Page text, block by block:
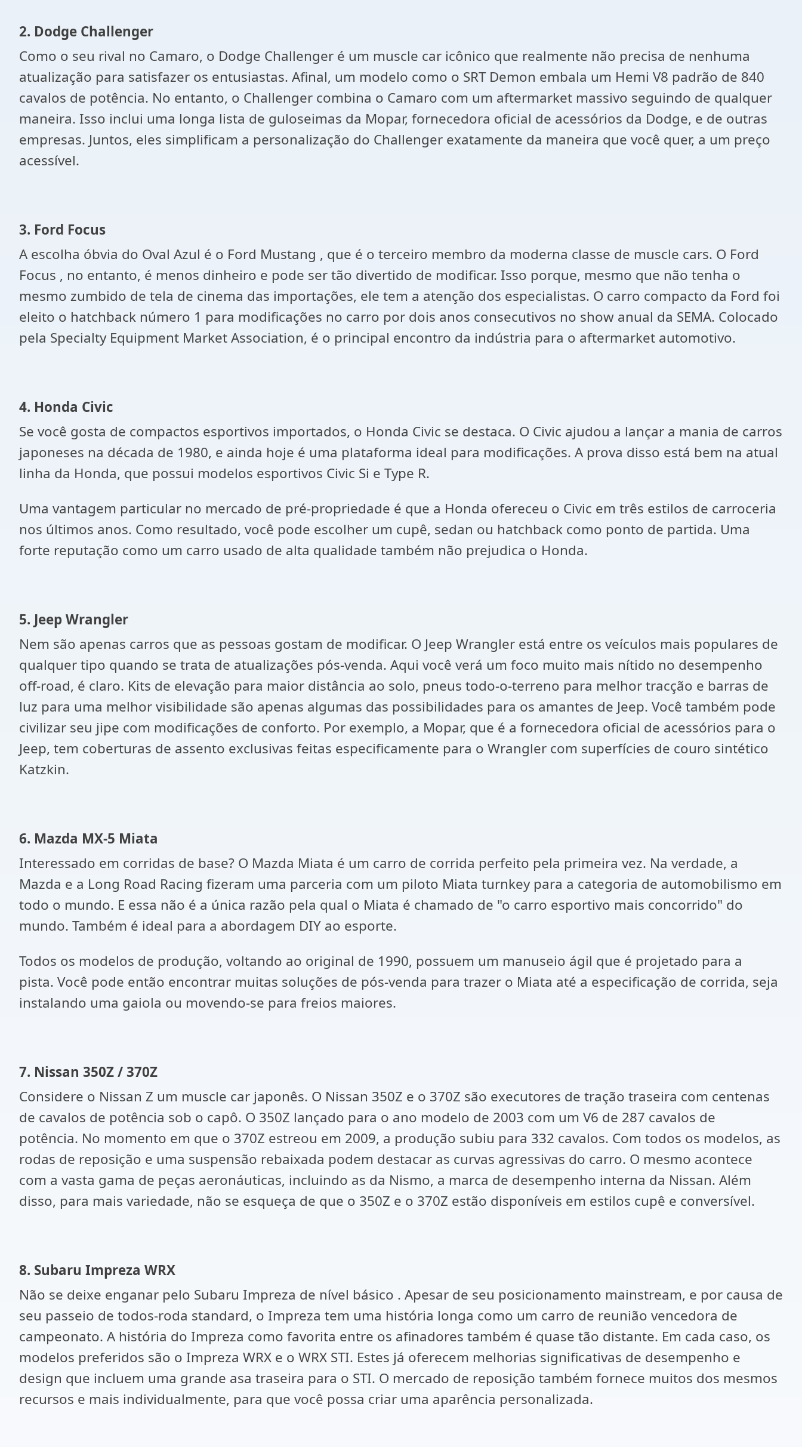
2. Dodge Challenger
Como o seu rival no Camaro, o Dodge Challenger é um muscle car icônico que realmente não precisa de nenhuma
atualização para satisfazer os entusiastas. Afinal, um modelo como o SRT Demon embala um Hemi V8 padrão de 840
cavalos de potência. No entanto, o Challenger combina o Camaro com um aftermarket massivo seguindo de qualquer
maneira. Isso inclui uma longa lista de guloseimas da Mopar, fornecedora oficial de acessórios da Dodge, e de outras
empresas. Juntos, eles simplificam a personalização do Challenger exatamente da maneira que você quer, a um preço
acessível.
3. Ford Focus
A escolha óbvia do Oval Azul é o Ford Mustang , que é o terceiro membro da moderna classe de muscle cars. O Ford
Focus , no entanto, é menos dinheiro e pode ser tão divertido de modificar. Isso porque, mesmo que não tenha o
mesmo zumbido de tela de cinema das importações, ele tem a atenção dos especialistas. O carro compacto da Ford foi
eleito o hatchback número 1 para modificações no carro por dois anos consecutivos no show anual da SEMA. Colocado
pela Specialty Equipment Market Association, é o principal encontro da indústria para o aftermarket automotivo.
4. Honda Civic
Se você gosta de compactos esportivos importados, o Honda Civic se destaca. O Civic ajudou a lançar a mania de carros
japoneses na década de 1980, e ainda hoje é uma plataforma ideal para modificações. A prova disso está bem na atual
linha da Honda, que possui modelos esportivos Civic Si e Type R.
Uma vantagem particular no mercado de pré-propriedade é que a Honda ofereceu o Civic em três estilos de carroceria
nos últimos anos. Como resultado, você pode escolher um cupê, sedan ou hatchback como ponto de partida. Uma
forte reputação como um carro usado de alta qualidade também não prejudica o Honda.
5. Jeep Wrangler
Nem são apenas carros que as pessoas gostam de modificar. O Jeep Wrangler está entre os veículos mais populares de
qualquer tipo quando se trata de atualizações pós-venda. Aqui você verá um foco muito mais nítido no desempenho
off-road, é claro. Kits de elevação para maior distância ao solo, pneus todo-o-terreno para melhor tracção e barras de
luz para uma melhor visibilidade são apenas algumas das possibilidades para os amantes de Jeep. Você também pode
civilizar seu jipe ​​com modificações de conforto. Por exemplo, a Mopar, que é a fornecedora oficial de acessórios para o
Jeep, tem coberturas de assento exclusivas feitas especificamente para o Wrangler com superfícies de couro sintético
Katzkin.
6. Mazda MX-5 Miata
Interessado em corridas de base? O Mazda Miata é um carro de corrida perfeito pela primeira vez. Na verdade, a
Mazda e a Long Road Racing fizeram uma parceria com um piloto Miata turnkey para a categoria de automobilismo em
todo o mundo. E essa não é a única razão pela qual o Miata é chamado de "o carro esportivo mais concorrido" do
mundo. Também é ideal para a abordagem DIY ao esporte.
Todos os modelos de produção, voltando ao original de 1990, possuem um manuseio ágil que é projetado para a
pista. Você pode então encontrar muitas soluções de pós-venda para trazer o Miata até a especificação de corrida, seja
instalando uma gaiola ou movendo-se para freios maiores.
7. Nissan 350Z / 370Z
Considere o Nissan Z um muscle car japonês. O Nissan 350Z e o 370Z são executores de tração traseira com centenas
de cavalos de potência sob o capô. O 350Z lançado para o ano modelo de 2003 com um V6 de 287 cavalos de
potência. No momento em que o 370Z estreou em 2009, a produção subiu para 332 cavalos. Com todos os modelos, as
rodas de reposição e uma suspensão rebaixada podem destacar as curvas agressivas do carro. O mesmo acontece
com a vasta gama de peças aeronáuticas, incluindo as da Nismo, a marca de desempenho interna da Nissan. Além
disso, para mais variedade, não se esqueça de que o 350Z e o 370Z estão disponíveis em estilos cupê e conversível.
8. Subaru Impreza WRX
Não se deixe enganar pelo Subaru Impreza de nível básico . Apesar de seu posicionamento mainstream, e por causa de
seu passeio de todos-roda standard, o Impreza tem uma história longa como um carro de reunião vencedora de
campeonato. A história do Impreza como favorita entre os afinadores também é quase tão distante. Em cada caso, os
modelos preferidos são o Impreza WRX e o WRX STI. Estes já oferecem melhorias significativas de desempenho e
design que incluem uma grande asa traseira para o STI. O mercado de reposição também fornece muitos dos mesmos
recursos e mais individualmente, para que você possa criar uma aparência personalizada.